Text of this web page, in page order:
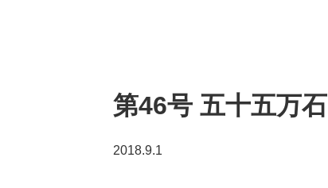
第46号 五十五万石
2018.9.1